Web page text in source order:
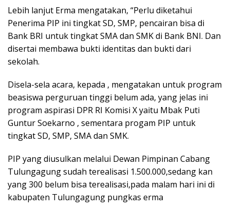
Lebih lanjut Erma mengatakan, “Perlu diketahui
Penerima PIP ini tingkat SD, SMP, pencairan bisa di
Bank BRI untuk tingkat SMA dan SMK di Bank BNI. Dan
disertai membawa bukti identitas dan bukti dari
sekolah.
Disela-sela acara, kepada , mengatakan untuk program
beasiswa perguruan tinggi belum ada, yang jelas ini
program aspirasi DPR RI Komisi X yaitu Mbak Puti
Guntur Soekarno , sementara progam PIP untuk
tingkat SD, SMP, SMA dan SMK.
PIP yang diusulkan melalui Dewan Pimpinan Cabang
Tulungagung sudah terealisasi 1.500.000,sedang kan
yang 300 belum bisa terealisasi,pada malam hari ini di
kabupaten Tulungagung pungkas erma